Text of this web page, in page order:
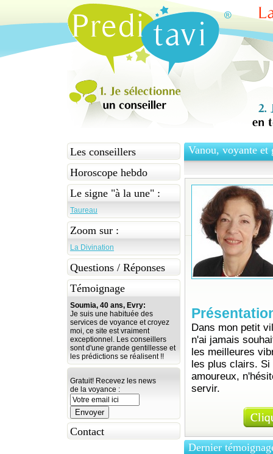
Les conseillers
Horoscope hebdo
Le signe "à la une" :
Taureau
Zoom sur :
La Divination
Questions / Réponses
Témoignage
Soumia, 40 ans, Evry:
Je suis une habituée des
services de voyance et croyez
moi, ce site est vraiment
exceptionnel. Les conseillers
sont d'une grande gentillesse et
les prédictions se réalisent !!
Gratuit! Recevez les news
de la voyance :
Contact
Vanou, voyante et
Dans mon petit
n'ai jamais
les meilleures
les plus clairs.
amoureux,
servir.
Dernier